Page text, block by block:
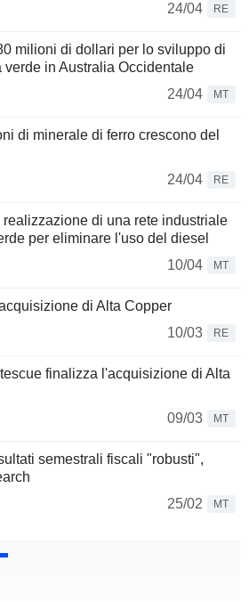
24/04
RE
milioni di dollari per lo sviluppo di
verde in Australia Occidentale
24/04
MT
di minerale di ferro crescono del
24/04
RE
di una rete industriale
per eliminare l'uso del diesel
10/04
MT
di Alta Copper
10/03
RE
finalizza l'acquisizione di Alta
09/03
MT
semestrali fiscali "robusti",
25/02
MT